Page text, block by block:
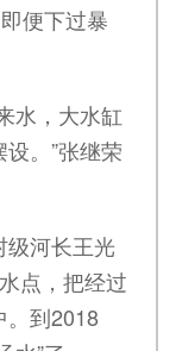
便下过暴
，大水缸
。”张继荣
河长王光
点，把经过
。到2018